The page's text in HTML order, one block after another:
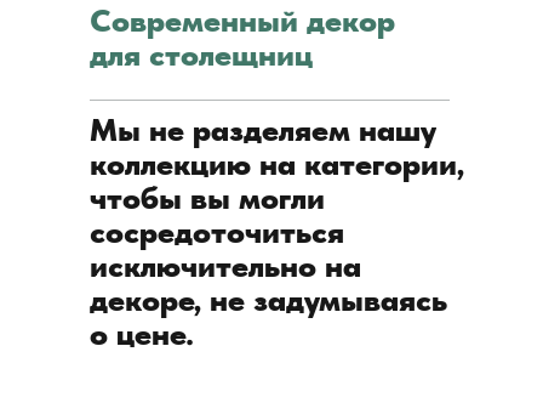
Современный декор
для столещниц
Мы не разделяем нашу
коллекцию на категории,
чтобы вы могли
сосредоточиться
исключительно на
декоре, не задумываясь
о цене.